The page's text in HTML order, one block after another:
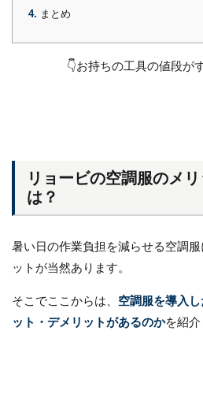
4 まとめ
👇お持ちの工具の値段が
リョービの空調服のメ
は？
暑い日の作業負担を減らせる空調
ットが当然あります。
そこでここからは、 空調服を導入
ット・デメリットがあるのかを紹介